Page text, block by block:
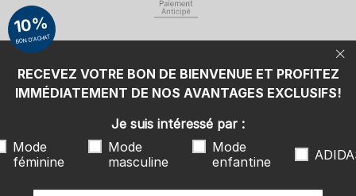
En cliquant sur S'inscrire, je consens à recevoir la Newsletter ainsi que
d'autres publicités personnalisées de SCHIESSER GmbH et accepte
également les informations et explications de la
protection des données, en particulier les informations sous la
rubrique « Newsletter ». Je peux révoquer ce consentement à tout
Nous livrons avec
Excellente qualité
RECEVEZ VOTRE BON DE BIENVENUE ET PROFITEZ
IMMÉDIATEMENT DE NOS AVANTAGES EXCLUSIFS!
10%
BON D'ACHAT
Je suis intéressé par :
Mode
féminine
Mode
masculine
Mode
enfantine